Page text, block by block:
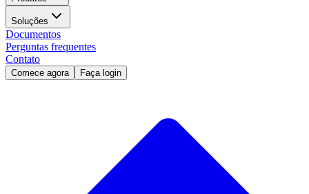
Soluções
Documentos
Perguntas frequentes
Contato
Comece agora Faça login